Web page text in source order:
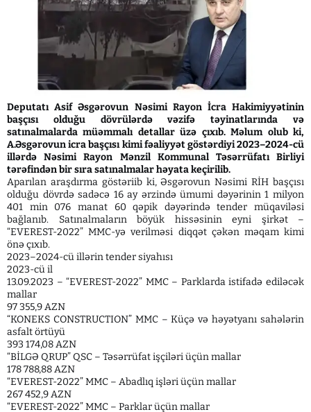
Deputatı Asif Əsgərovun Nəsimi Rayon İcra Hakimiyyətinin
başçısı olduğu dövrülərdə vəzifə təyinatlarında və
satınalmalarda müəmmalı detallar üzə çıxıb. Məlum olub ki,
A.Əsgərovun icra başçısı kimi fəaliyyət göstərdiyi 2023–2024-cü
illərdə Nəsimi Rayon Mənzil Kommunal Təsərrüfatı Birliyi
tərəfindən bir sıra satınalmalar həyata keçirilib.
Aparılan araşdırma göstəriib ki, Əsgərovun Nəsimi RİH başçısı
olduğu dövrdə sadəcə 16 ay ərzində ümumi dəyərinin 1 milyon
401 min 076 manat 60 qəpik dəyərində tender müqaviləsi
bağlanıb. Satınalmaların böyük hissəsinin eyni şirkət –
“EVEREST-2022” MMC-yə verilməsi diqqət çəkən məqam kimi
önə çıxıb.
2023–2024-cü illərin tender siyahısı
2023-cü il
13.09.2023 – “EVEREST-2022” MMC – Parklarda istifadə ediləcək
mallar
97 355,9 AZN
“KONEKS CONSTRUCTION” MMC – Küçə və həyətyanı sahələrin
asfalt örtüyü
393 174,08 AZN
“BİLGƏ QRUP” QSC – Təsərrüfat işçiləri üçün mallar
178 788,88 AZN
“EVEREST-2022” MMC – Abadlıq işləri üçün mallar
267 452,9 AZN
“EVEREST-2022” MMC – Parklar üçün mallar